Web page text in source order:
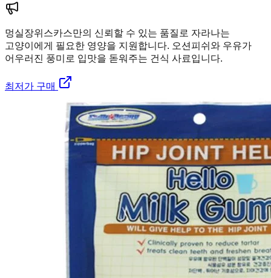
멍실장위스카스만의 신뢰할 수 있는 품질로 자라나는
고양이에게 필요한 영양을 지원합니다. 오션피쉬와 우유가
어우러진 풍미로 입맛을 돋워주는 건식 사료입니다.
최저가 구매